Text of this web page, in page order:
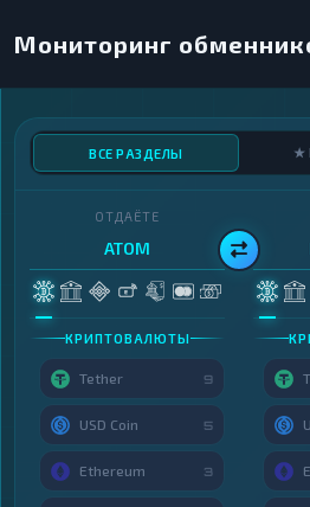
Мониторинг
ВСЕ РАЗДЕЛЫ ★
ОТДАЁТЕ
ATOM
КРИПТОВАЛЮТЫ
Tether 9
USD Coin 5
Ethereum 3